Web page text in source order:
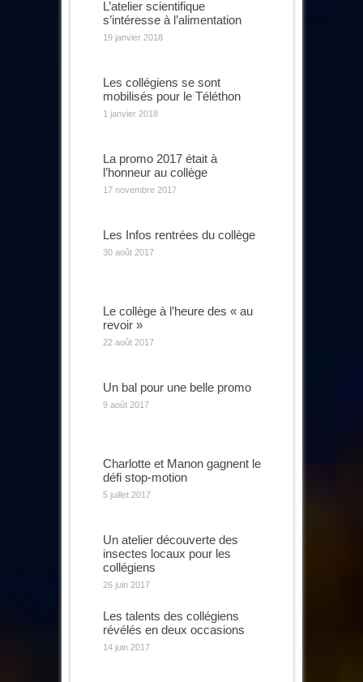
L’atelier scientifique
s’intéresse à l’alimentation
19 janvier 2018
Les collégiens se sont
mobilisés pour le Téléthon
1 janvier 2018
La promo 2017 était à
l’honneur au collège
17 novembre 2017
Les Infos rentrées du collège
30 août 2017
Le collège à l’heure des « au
revoir »
22 août 2017
Un bal pour une belle promo
9 août 2017
Charlotte et Manon gagnent le
défi stop-motion
5 juillet 2017
Un atelier découverte des
insectes locaux pour les
collégiens
26 juin 2017
Les talents des collégiens
révélés en deux occasions
14 juin 2017